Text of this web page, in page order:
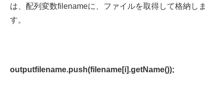
は、配列変数filenameに、ファイルを取得して格納しま
す。
outputfilename.push(filename[i].getName());